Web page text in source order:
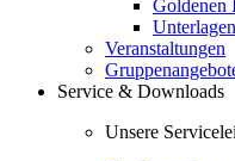
Goldenen
Veranstaltungen
Service & Downloads
Unsere